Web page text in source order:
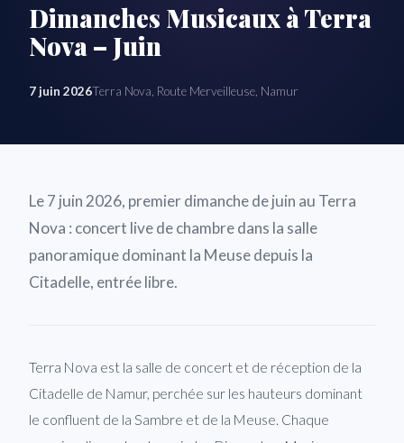
Dimanches Musicaux à Terra
Nova – Juin
7 juin 2026Terra Nova, Route Merveilleuse, Namur
Le 7 juin 2026, premier dimanche de juin au Terra
Nova : concert live de chambre dans la salle
panoramique dominant la Meuse depuis la
Citadelle, entrée libre.
Terra Nova est la salle de concert et de réception de la
Citadelle de Namur, perchée sur les hauteurs dominant
le confluent de la Sambre et de la Meuse. Chaque